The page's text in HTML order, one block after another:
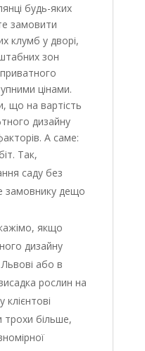
будь-яких
замовити
клумб у дворі,
зон
цінами.
що на вартість
дизайну
А саме:
Так,
саду без
замовнику дещо
якщо
дизайну
або в
рослин на
клієнтові
трохи більше,